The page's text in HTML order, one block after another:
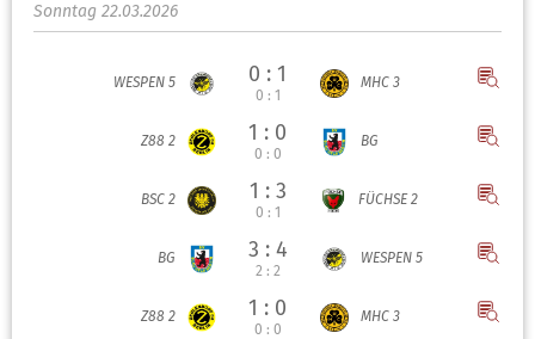
Sonntag 22.03.2026
WESPEN 5 0 : 1
0 : 1
MHC 3
Z88 2 1 : 0
0 : 0
BG
BSC 2 1 : 3
0 : 1
FÜCHSE 2
BG 3 : 4
2 : 2
WESPEN 5
Z88 2 1 : 0
0 : 0
MHC 3